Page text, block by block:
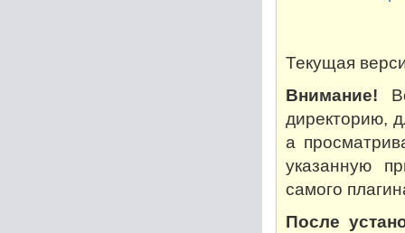
Текущая
Внимание!
директорию,
а
указанную
самого
После